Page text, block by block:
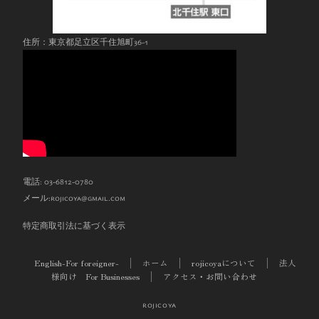
住所：東京都足立区千住旭町36-1
電話: 03-6812-0780
メール:rojicoya@gmail.com
特定商取引法に基づく表示
English-For foreigner- ホーム rojicoyaについて
法人
様向け For Businesses
アクセス・お問い合わせ
rojicoya